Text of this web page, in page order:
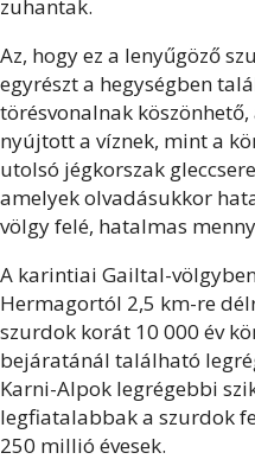
zuhantak.
Az, hogy ez a lenyűgöző
egyrészt a hegységben
törésvonalnak
nyújtott a víznek, mint a
utolsó jégkorszak
amelyek olvadásukkor
völgy felé, hatalmas
A karintiai Gailtal-
Hermagortól 2,5 km-re
szurdok korát 10 000 év
bejáratánál található
Karni-Alpok legrégebbi
legfiatalabbak a szurdok
250 millió évesek.